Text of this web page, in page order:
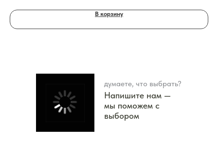
В корзину
думаете, что выбрать?
Напишите нам —
мы поможем с
выбором